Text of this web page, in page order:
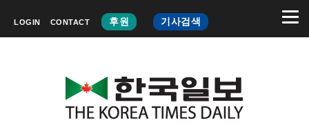
LOGIN CONTACT 후원 기사검색